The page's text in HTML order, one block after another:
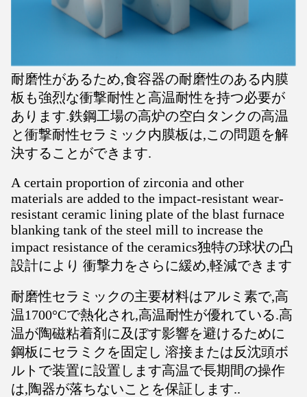
耐磨性があるため,食容器の耐磨性のある内膜
板も強烈な衝撃耐性と高温耐性を持つ必要が
あります.鉄鋼工場の高炉の空白タンクの高温
と衝撃耐性セラミック内膜板は,この問題を解
決することができます.
A certain proportion of zirconia and other
materials are added to the impact-resistant wear-
resistant ceramic lining plate of the blast furnace
blanking tank of the steel mill to increase the
impact resistance of the ceramics独特の球状の凸
設計により 衝撃力をさらに緩め,軽減できます
耐磨性セラミックの主要材料はアルミ素で,高
温1700°Cで熱化され,高温耐性が優れている.高
温が陶磁粘着剤に及ぼす影響を避けるために
鋼板にセラミクを固定し 溶接または反沈頭ボ
ルトで装置に設置します高温で長期間の操作
は,陶器が落ちないことを保証します..